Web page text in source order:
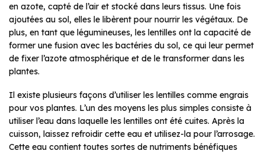
en azote, capté de l’air et stocké dans leurs tissus. Une fois
ajoutées au sol, elles le libèrent pour nourrir les végétaux. De
plus, en tant que légumineuses, les lentilles ont la capacité de
former une fusion avec les bactéries du sol, ce qui leur permet
de fixer l’azote atmosphérique et de le transformer dans les
plantes.
Il existe plusieurs façons d’utiliser les lentilles comme engrais
pour vos plantes. L’un des moyens les plus simples consiste à
utiliser l’eau dans laquelle les lentilles ont été cuites. Après la
cuisson, laissez refroidir cette eau et utilisez-la pour l’arrosage.
Cette eau contient toutes sortes de nutriments bénéfiques